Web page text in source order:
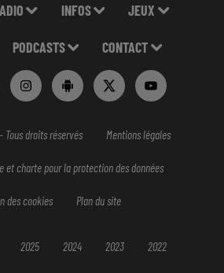
INFOS JEUX
PODCASTS CONTACT
Tous droits réservés Mentions légales
et charte pour la protection des données
des cookies Plan du site
2025 2024 2023 2022